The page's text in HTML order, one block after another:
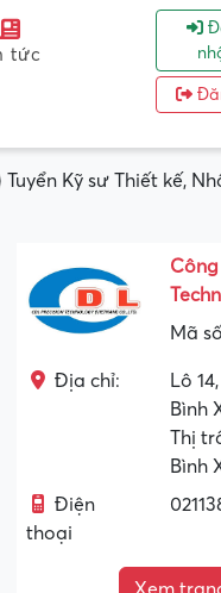
tức
Kỹ sư Thiết kế,
Mã
Địa chỉ:
Lô
Bình
Thị
Bình
Điện
thoại